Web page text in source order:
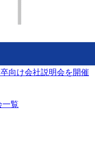
向け会社説明会を開催
一覧